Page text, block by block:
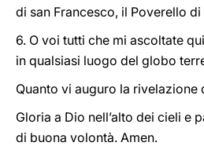
di san Francesco, il Poverello di
6. O voi tutti che mi ascoltate
in qualsiasi luogo del globo
Quanto vi auguro la rivelazione
Gloria a Dio nell’alto dei cieli e
di buona volontà. Amen.